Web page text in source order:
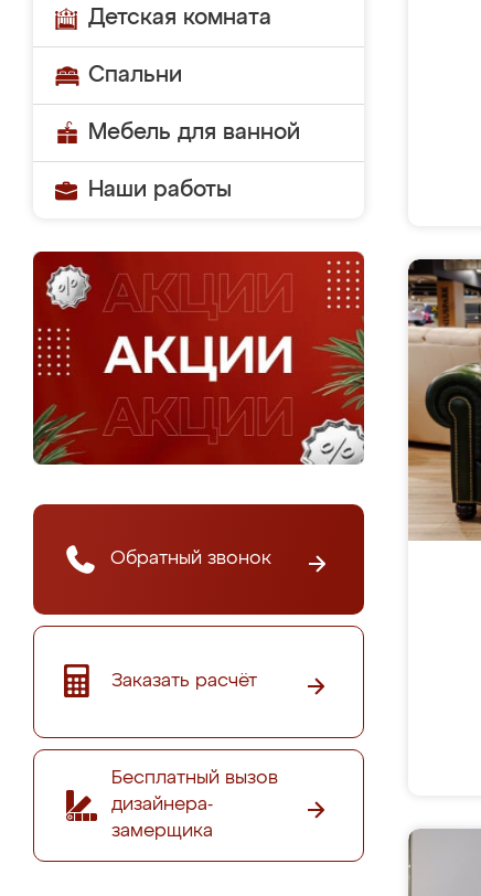
Детская комната
Спальни
Мебель для ванной
Наши работы
Обратный звонок
Заказать расчёт
Бесплатный вызов
дизайнера-
замерщика